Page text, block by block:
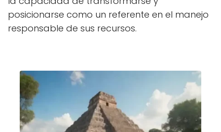
posicionarse como un referente en el manejo
responsable de sus recursos.